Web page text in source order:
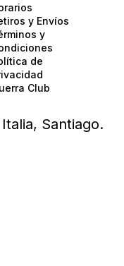
y Envíos
y
de
Club
Santiago.